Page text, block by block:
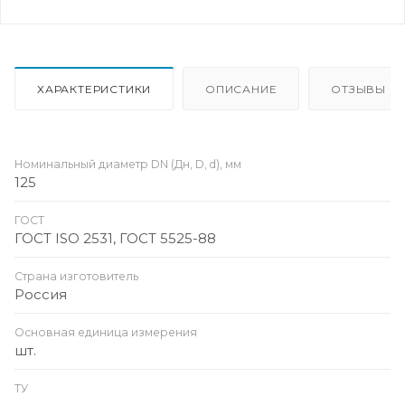
ХАРАКТЕРИСТИКИ ОПИСАНИЕ ОТЗЫВЫ
Номинальный диаметр DN (Дн, D, d), мм
125
ГОСТ
ГОСТ ISO 2531, ГОСТ 5525-88
Страна изготовитель
Россия
Основная единица измерения
шт.
ТУ